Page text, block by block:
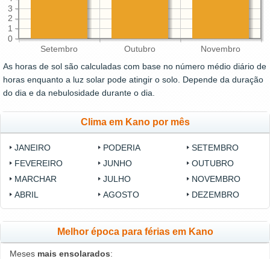
Setembro Outubro Novembro
0
1
2
3
As horas de sol são calculadas com base no número médio diário de
horas enquanto a luz solar pode atingir o solo. Depende da duração
do dia e da nebulosidade durante o dia.
Clima em Kano por mês
JANEIRO
FEVEREIRO
MARCHAR
ABRIL
PODERIA
JUNHO
JULHO
AGOSTO
SETEMBRO
OUTUBRO
NOVEMBRO
DEZEMBRO
Melhor época para férias em Kano
Meses mais ensolarados: